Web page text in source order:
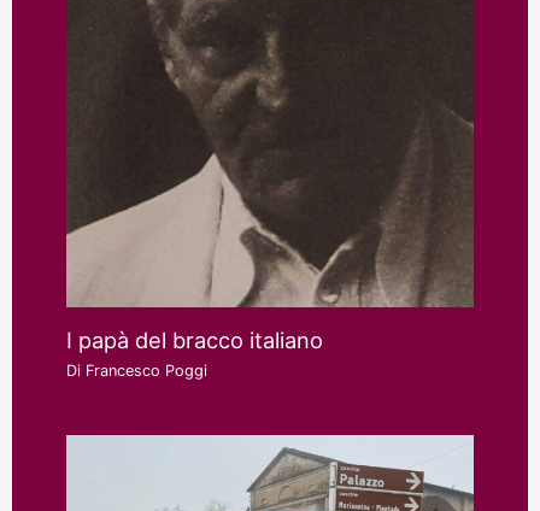
I papà del bracco italiano
Di Francesco Poggi